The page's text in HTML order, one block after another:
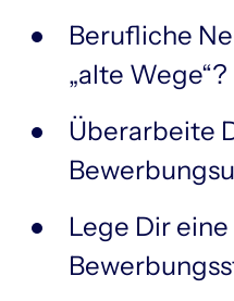
Berufliche
„alte Wege“?
Überarbeite
Lege Dir eine